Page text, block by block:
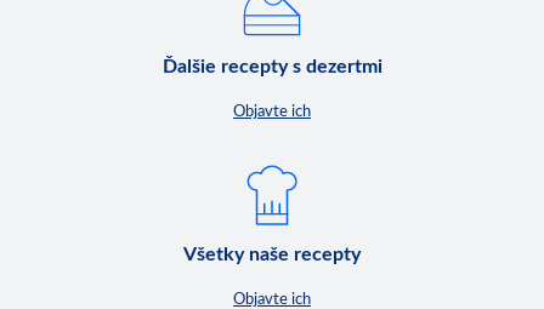
Ďalšie recepty s dezertmi
Objavte ich
Všetky naše recepty
Objavte ich